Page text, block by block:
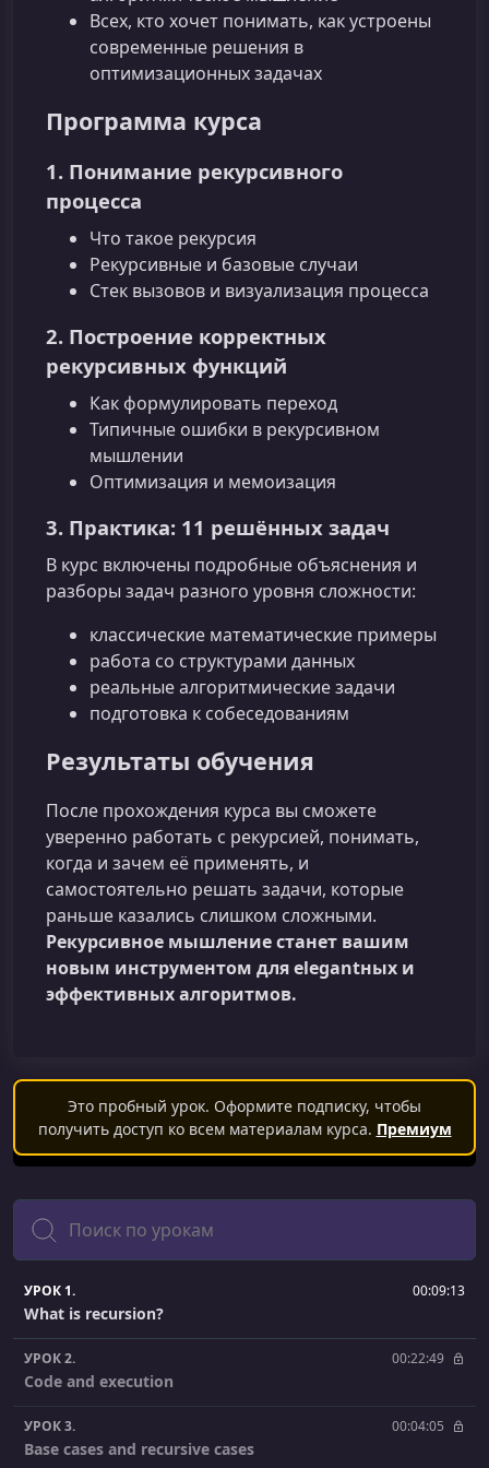
Всех, кто хочет понимать, как устроены
современные решения в
оптимизационных задачах
Программа курса
1. Понимание рекурсивного
процесса
Что такое рекурсия
Рекурсивные и базовые случаи
Стек вызовов и визуализация процесса
2. Построение корректных
рекурсивных функций
Как формулировать переход
Типичные ошибки в рекурсивном
мышлении
Оптимизация и мемоизация
3. Практика: 11 решённых задач
В курс включены подробные объяснения и
разборы задач разного уровня сложности:
классические математические примеры
работа со структурами данных
реальные алгоритмические задачи
подготовка к собеседованиям
Результаты обучения
После прохождения курса вы сможете
уверенно работать с рекурсией, понимать,
когда и зачем её применять, и
самостоятельно решать задачи, которые
раньше казались слишком сложными.
Рекурсивное мышление станет вашим
новым инструментом для elegantных и
эффективных алгоритмов.
Это пробный урок. Оформите подписку, чтобы
получить доступ ко всем материалам курса. Премиум
Поиск
УРОК 1. 00:09:13
What is recursion?
УРОК 2. 00:22:49
Code and execution
УРОК 3. 00:04:05
Base cases and recursive cases